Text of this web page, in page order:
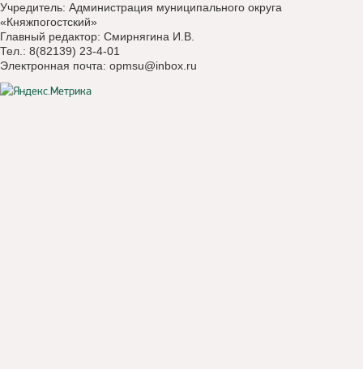
Учредитель: Администрация муниципального округа
«Княжпогостский»
Главный редактор: Смирнягина И.В.
Тел.: 8(82139) 23-4-01
Электронная почта: opmsu@inbox.ru